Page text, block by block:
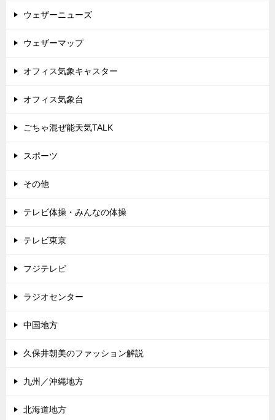
ウェザーニューズ
ウェザーマップ
オフィス気象キャスター
オフィス気象台
ごちゃ混ぜ能天気TALK
スポーツ
その他
テレビ体操・みんなの体操
テレビ東京
フジテレビ
ラジオセンター
中国地方
久保井朝美のファッション解説
九州／沖縄地方
北海道地方